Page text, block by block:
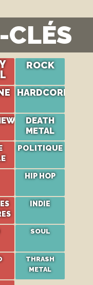
CLÉS
ROCK
HARDCORE
DEATH
METAL
POLITIQUE
HIP HOP
INDIE
SOUL
THRASH
METAL